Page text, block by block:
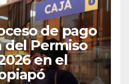
de pago
del Permiso
en el